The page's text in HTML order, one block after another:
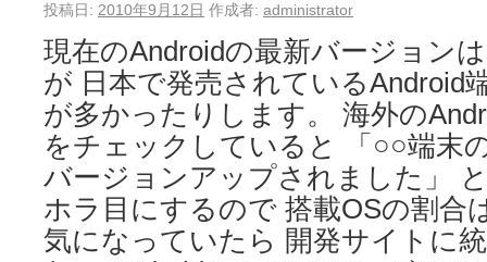
投稿日: 2010年9月12日 作成者: administrator
現在のAndroidの最新バージョン
が 日本で発売されているAndroid
が多かったりします。 海外の
をチェックしていると 「○○端末
バージョンアップされました」
ホラ目にするので 搭載OSの割合
気になっていたら 開発サイトに